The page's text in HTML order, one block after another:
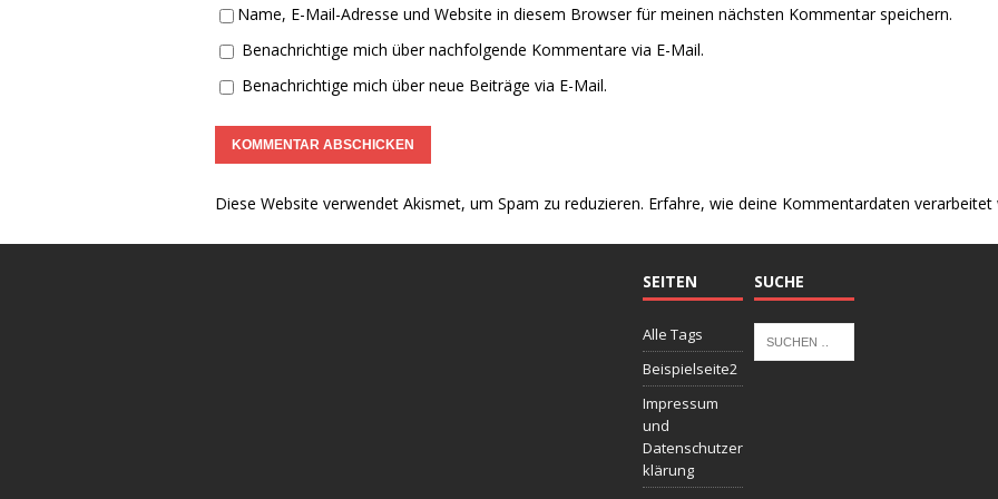
Name, E-Mail-Adresse und Website in diesem Browser für meinen nächsten Kommentar speichern.
Benachrichtige mich über nachfolgende Kommentare via E-Mail.
Benachrichtige mich über neue Beiträge via E-Mail.
Diese Website verwendet Akismet, um Spam zu reduzieren. Erfahre, wie deine Kommentardaten verarbeitet
SEITEN
Alle Tags
Beispielseite2
Impressum
und
Datenschutzer
klärung
SUCHE